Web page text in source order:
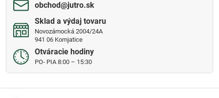
obchod​@jutro​.sk
Sklad a výdaj tovaru
Novozámocká 2004/24A
941 06 Komjatice
Otváracie hodiny
PO- PIA 8:00 – 15:30